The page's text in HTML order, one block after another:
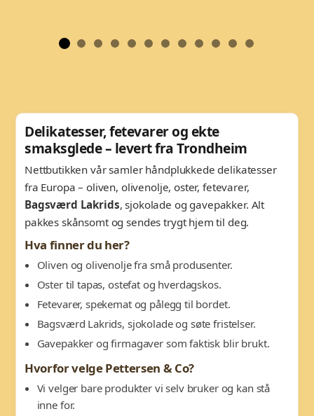
Delikatesser, fetevarer og ekte
smaksglede – levert fra Trondheim
Nettbutikken vår samler håndplukkede delikatesser
fra Europa – oliven, olivenolje, oster, fetevarer,
Bagsværd Lakrids, sjokolade og gavepakker. Alt
pakkes skånsomt og sendes trygt hjem til deg.
Hva finner du her?
Oliven og olivenolje fra små produsenter.
Oster til tapas, ostefat og hverdagskos.
Fetevarer, spekemat og pålegg til bordet.
Bagsværd Lakrids, sjokolade og søte fristelser.
Gavepakker og firmagaver som faktisk blir brukt.
Hvorfor velge Pettersen & Co?
Vi velger bare produkter vi selv bruker og kan stå
inne for.